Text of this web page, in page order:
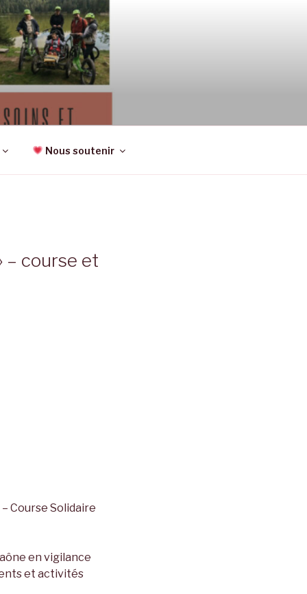
Nous soutenir
– course et
Course Solidaire
en vigilance
et activités